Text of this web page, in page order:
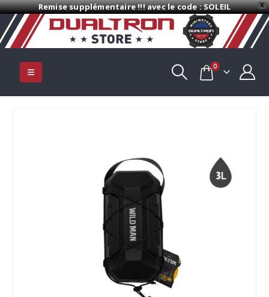
X
Remise supplémentaire !!! avec le code : SOLEIL
0